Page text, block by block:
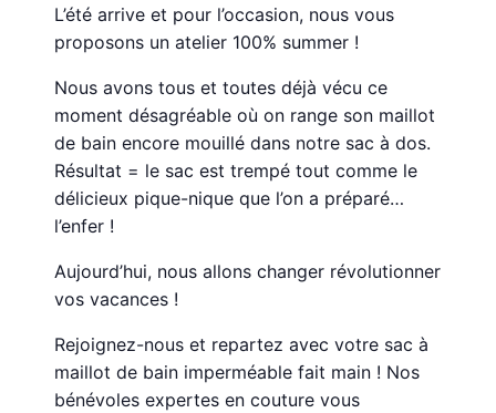
L’été arrive et pour l’occasion, nous vous
proposons un atelier 100% summer !
Nous avons tous et toutes déjà vécu ce
moment désagréable où on range son maillot
de bain encore mouillé dans notre sac à dos.
Résultat = le sac est trempé tout comme le
délicieux pique-nique que l’on a préparé…
l’enfer !
Aujourd’hui, nous allons changer révolutionner
vos vacances !
Rejoignez-nous et repartez avec votre sac à
maillot de bain imperméable fait main ! Nos
bénévoles expertes en couture vous